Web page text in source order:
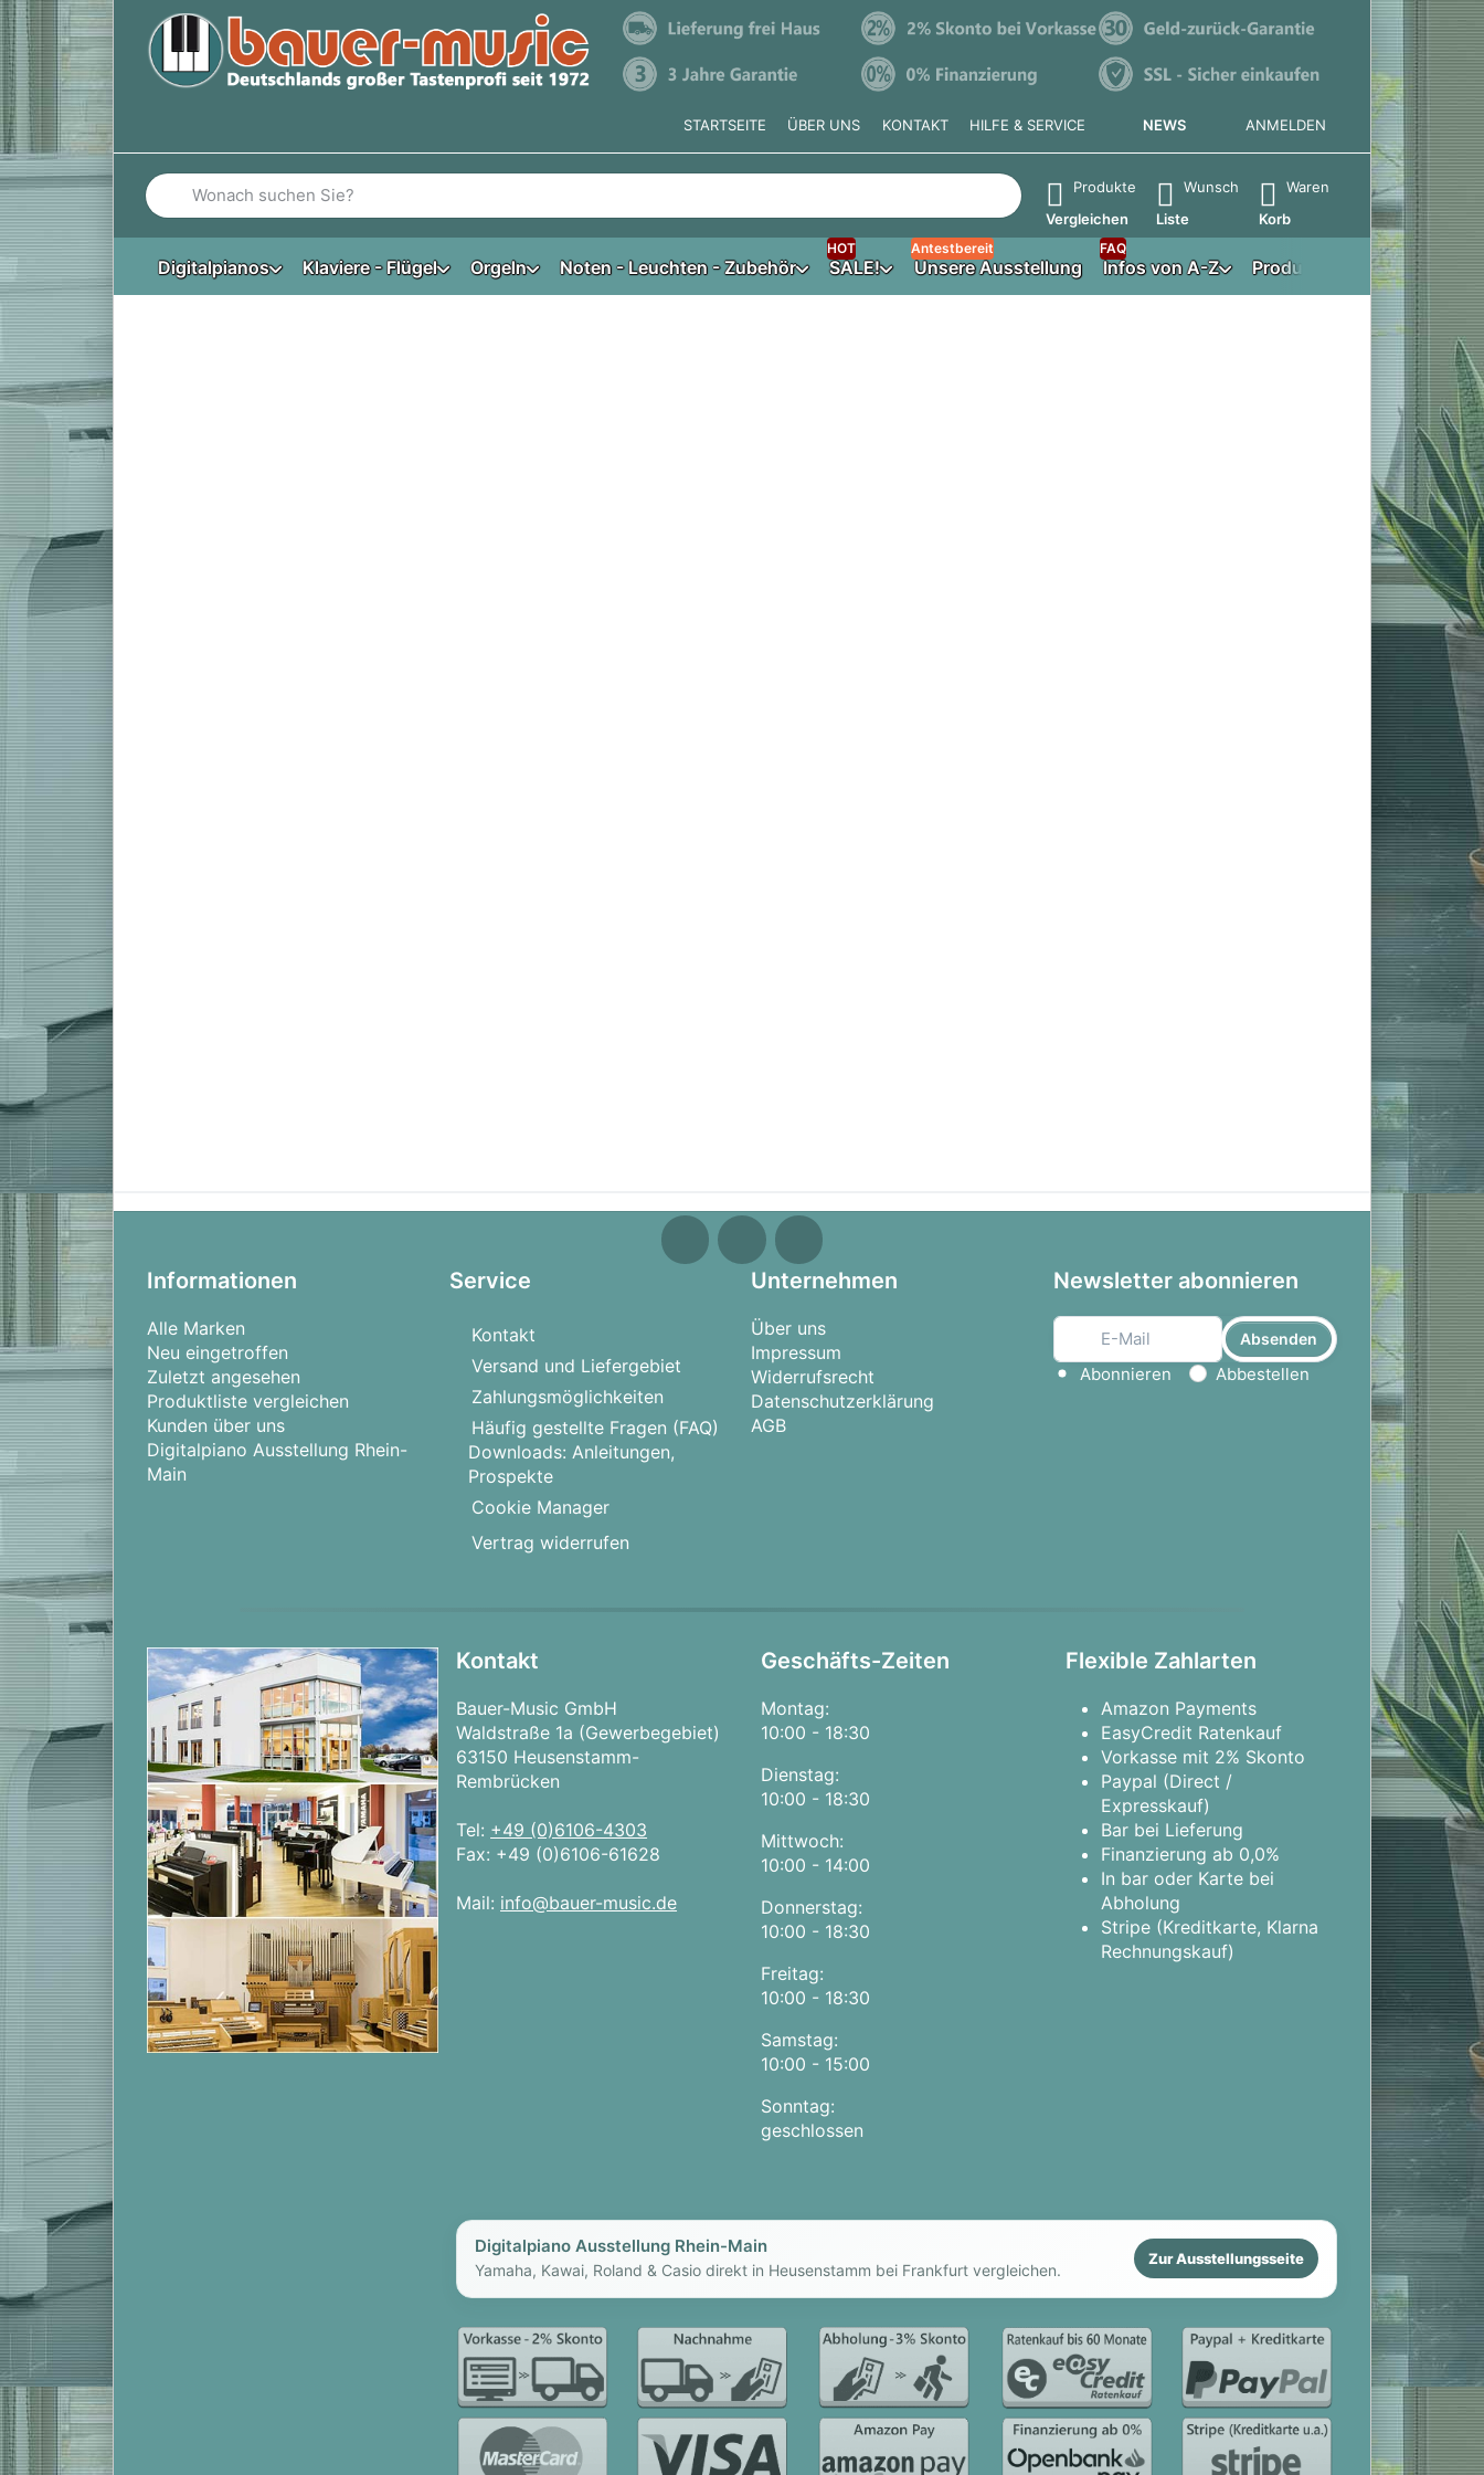
STARTSEITE ÜBER UNS KONTAKT HILFE & SERVICE NEWS ANMELDEN
Geben Sie einen Suchbegriff ein. Während Sie tippen, erscheinen automatisch erste Ergebnisse. Drücken Sie die Eingabetaste, um alle Ergebnisse aufzurufen.
Produkte
Vergleichen
Wunsch
Liste
Waren
Korb
Digitalpianos Klaviere - Flügel Orgeln Noten - Leuchten - Zubehör SALE!
HOT
Unsere Ausstellung
Antestbereit
Infos von A-Z
FAQ
Produktberater
Informationen
Alle Marken
Neu eingetroffen
Zuletzt angesehen
Produktliste vergleichen
Kunden über uns
Digitalpiano Ausstellung Rhein-
Main
Service
Kontakt
Versand und Liefergebiet
Zahlungsmöglichkeiten
Häufig gestellte Fragen (FAQ)
Downloads: Anleitungen,
Prospekte
Cookie Manager
Vertrag widerrufen
Unternehmen
Über uns
Impressum
Widerrufsrecht
Datenschutzerklärung
AGB
Newsletter abonnieren
Absenden
Aktion wählen
Abonnieren Abbestellen
Kontakt
Bauer-Music GmbH
Waldstraße 1a (Gewerbegebiet)
63150 Heusenstamm-
Rembrücken
Tel: +49 (0)6106-4303
Fax: +49 (0)6106-61628
Mail: info@bauer-music.de
Geschäfts-Zeiten
Montag:
10:00 - 18:30
Dienstag:
10:00 - 18:30
Mittwoch:
10:00 - 14:00
Donnerstag:
10:00 - 18:30
Freitag:
10:00 - 18:30
Samstag:
10:00 - 15:00
Sonntag:
geschlossen
Flexible Zahlarten
Amazon Payments
EasyCredit Ratenkauf
Vorkasse mit 2% Skonto
Paypal (Direct /
Expresskauf)
Bar bei Lieferung
Finanzierung ab 0,0%
In bar oder Karte bei
Abholung
Stripe (Kreditkarte, Klarna
Rechnungskauf)
Digitalpiano Ausstellung Rhein-Main
Yamaha, Kawai, Roland & Casio direkt in Heusenstamm bei Frankfurt vergleichen.
Zur Ausstellungsseite